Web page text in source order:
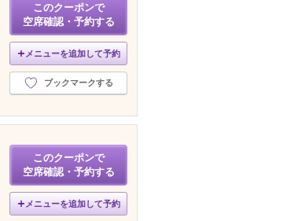
このクーポンで
空席確認・予約する
メニューを追加して予約
ブックマークする
このクーポンで
空席確認・予約する
メニューを追加して予約